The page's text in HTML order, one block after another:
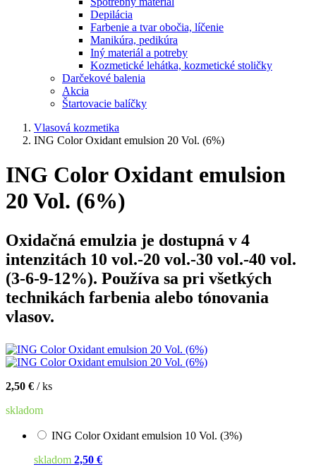
Depilácia
Farbenie a tvar obočia, líčenie
Manikúra, pedikúra
Iný materiál a potreby
Kozmetické lehátka, kozmetické stoličky
Darčekové balenia
Akcia
Štartovacie balíčky
Vlasová kozmetika
ING Color Oxidant emulsion 20 Vol. (6%)
ING Color Oxidant emulsion
20 Vol. (6%)
Oxidačná emulzia je dostupná v 4
intenzitách 10 vol.-20 vol.-30 vol.-40 vol.
(3-6-9-12%). Používa sa pri všetkých
technikách farbenia alebo tónovania
vlasov.
2,50 € / ks
skladom
ING Color Oxidant emulsion 10 Vol. (3%)
skladom 2,50 €